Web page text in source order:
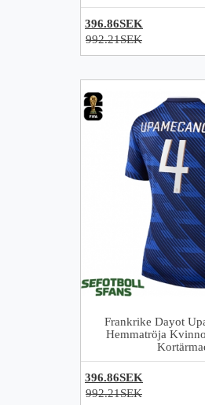
396.86SEK
992.21SEK
Frankrike Dayot
Hemmatröja
396.86SEK
992.21SEK